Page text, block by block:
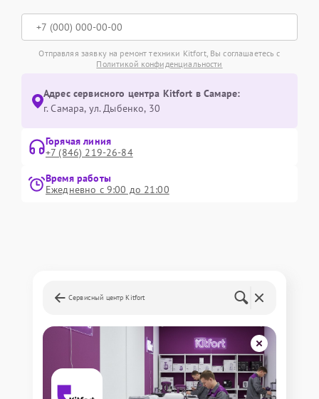
Отправляя заявку на ремонт техники Kitfort, Вы соглашаетесь с
Политикой конфиденциальности
Адрес сервисного центра Kitfort в Самаре:
г. Самара, ул. Дыбенко, 30
Горячая линия
+7 (846) 219-26-84
Время работы
Ежедневно с 9:00 до 21:00
Сервисный центр Kitfort